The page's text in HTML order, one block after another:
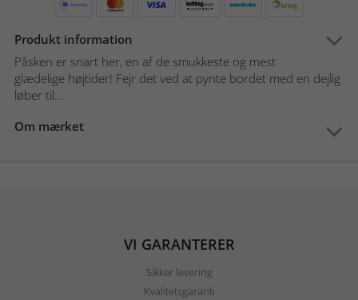
Produkt information
Påsken er snart her, en af de smukkeste og mest
glædelige højtider! Fejr det ved at pynte bordet med en dejlig
løber til...
Om mærket
VI GARANTERER
Sikker levering
Kvalitetsgaranti